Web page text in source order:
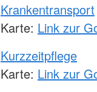
Krankentransport
Karte: Link zur
Kurzzeitpflege
Karte: Link zur